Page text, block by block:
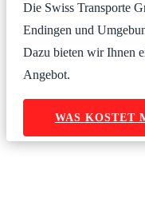
Die Swiss Transporte
Endingen und
Dazu bieten wir Ihnen
Angebot.
WAS KOSTET